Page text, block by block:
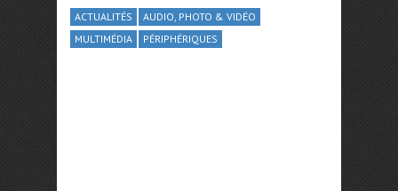
ACTUALITÉS
AUDIO, PHOTO & VIDÉO
MULTIMÉDIA
PÉRIPHÉRIQUES